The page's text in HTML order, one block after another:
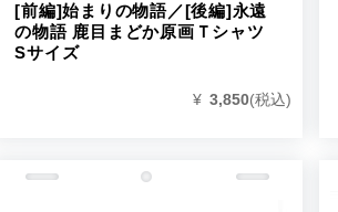
[前編]始まりの物語／[後編]永遠
の物語 鹿目まどか原画Ｔシャツ
Sサイズ
¥ 3,850(税込)